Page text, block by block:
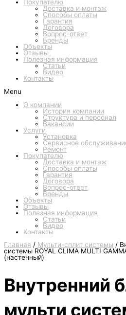
Покупателю
Доставка и монтаж
Способы оплаты
Гарантия
Договора
Вопрос-ответ
Бренды
Объекты
Отзывы
Полезная информация
Статьи
Видео
Контакты
Menu
О компании
История компании
Структура и персонал
Вакансии
Услуги
Установка
Сервисное
Ремонт
Покупателю
Доставка и монтаж
Способы оплаты
Гарантия
Договора
Вопрос-ответ
Бренды
Объекты
Отзывы
Полезная информация
Статьи
Видео
Контакты
Главная / Мульти-сплит системы /
системы ROYAL CLIMA MULTI
(настенный)
Внутренний
мульти